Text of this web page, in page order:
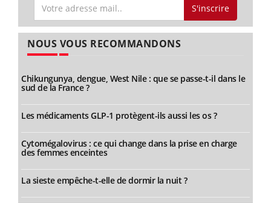
S'inscrire
NOUS VOUS RECOMMANDONS
Chikungunya, dengue, West Nile : que se passe-t-il dans le
sud de la France ?
Les médicaments GLP-1 protègent-ils aussi les os ?
Cytomégalovirus : ce qui change dans la prise en charge
des femmes enceintes
La sieste empêche-t-elle de dormir la nuit ?